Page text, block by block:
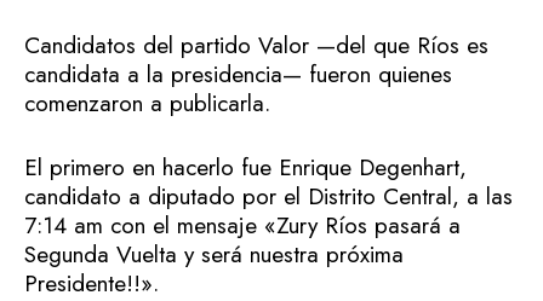
Candidatos del partido Valor —del que Ríos es
candidata a la presidencia— fueron quienes
comenzaron a publicarla.
El primero en hacerlo fue Enrique Degenhart,
candidato a diputado por el Distrito Central, a las
7:14 am con el mensaje «Zury Ríos pasará a
Segunda Vuelta y será nuestra próxima
Presidente!!».